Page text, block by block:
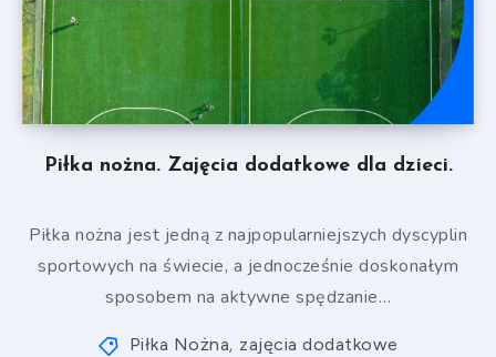
Piłka nożna. Zajęcia dodatkowe dla dzieci.
Piłka nożna jest jedną z najpopularniejszych dyscyplin
sportowych na świecie, a jednocześnie doskonałym
sposobem na aktywne spędzanie…
Piłka Nożna, zajęcia dodatkowe